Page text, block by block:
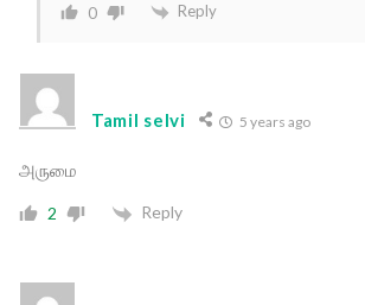
0 Reply
Tamil selvi 5 years ago
அருமை
2 Reply